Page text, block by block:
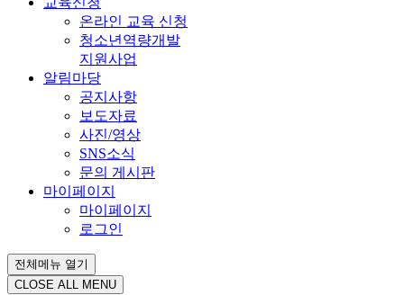
온라인 교육 신청
청소년역량개발
지원사업
알림마당
공지사항
보도자료
사진/영상
SNS소식
문의 게시판
마이페이지
마이페이지
로그인
전체메뉴 열기
CLOSE ALL MENU